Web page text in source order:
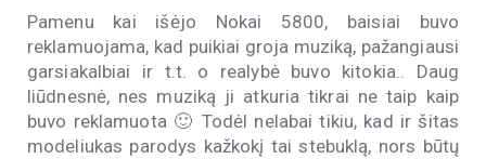
Pamenu kai išėjo Nokai 5800, baisiai buvo
reklamuojama, kad puikiai groja muziką, pažangiausi
garsiakalbiai ir t.t. o realybė buvo kitokia.. Daug
liūdnesnė, nes muziką ji atkuria tikrai ne taip kaip
buvo reklamuota 🙂 Todėl nelabai tikiu, kad ir šitas
modeliukas parodys kažkokį tai stebuklą, nors būtų